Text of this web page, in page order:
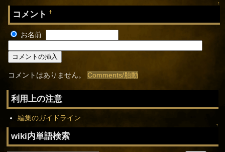
↑
コメント†
お名前:
コメントはありません。Comments/胎動
利用上の注意
編集のガイドライン
↑
wiki内単語検索